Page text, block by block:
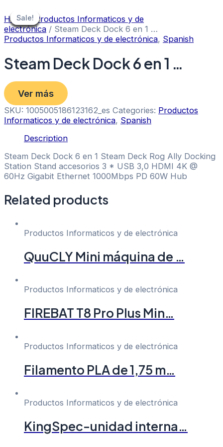
to
content
Sale!
Home/ Productos Informaticos y de
electrónica / Steam Deck Dock 6 en 1 …
Productos Informaticos y de electrónica, Spanish
Steam Deck Dock 6 en 1 …
Ver más
SKU: 1005005186123162_es Categories: Productos
Informaticos y de electrónica, Spanish
Description
Steam Deck Dock 6 en 1 Steam Deck Rog Ally Docking
Station Stand accesorios 3 * USB 3,0 HDMI 4K @
60Hz Gigabit Ethernet 1000Mbps PD 60W Hub
Related products
Sale!
Sale!
Productos Informaticos y de electrónica
QuuCLY Mini máquina de …
Sale!
Sale!
Productos Informaticos y de electrónica
FIREBAT T8 Pro Plus Min…
Sale!
Sale!
Productos Informaticos y de electrónica
Filamento PLA de 1,75 m…
Sale!
Sale!
Productos Informaticos y de electrónica
KingSpec-unidad interna…